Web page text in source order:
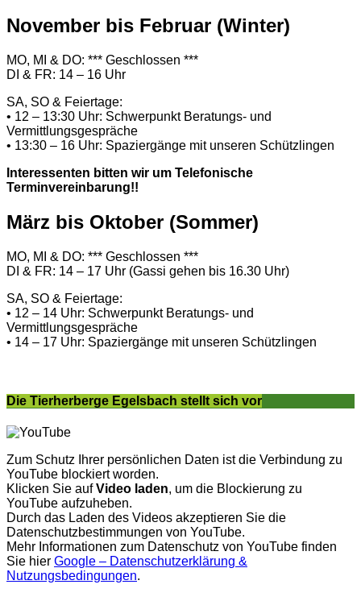
November bis Februar (Winter)
MO, MI & DO: *** Geschlossen ***
DI & FR: 14 – 16 Uhr
SA, SO & Feiertage:
• 12 – 13:30 Uhr: Schwerpunkt Beratungs- und
Vermittlungsgespräche
• 13:30 – 16 Uhr: Spaziergänge mit unseren Schützlingen
Interessenten bitten wir um Telefonische
Terminvereinbarung!!
März bis Oktober (Sommer)
MO, MI & DO: *** Geschlossen ***
DI & FR: 14 – 17 Uhr (Gassi gehen bis 16.30 Uhr)
SA, SO & Feiertage:
• 12 – 14 Uhr: Schwerpunkt Beratungs- und
Vermittlungsgespräche
• 14 – 17 Uhr: Spaziergänge mit unseren Schützlingen
Die Tierherberge Egelsbach stellt sich vor
Zum Schutz Ihrer persönlichen Daten ist die Verbindung zu
YouTube blockiert worden.
Klicken Sie aufVideo laden, um die Blockierung zu
YouTube aufzuheben.
Durch das Laden des Videos akzeptieren Sie die
Datenschutzbestimmungen von YouTube.
Mehr Informationen zum Datenschutz von YouTube finden
Sie hier Google – Datenschutzerklärung &
Nutzungsbedingungen.